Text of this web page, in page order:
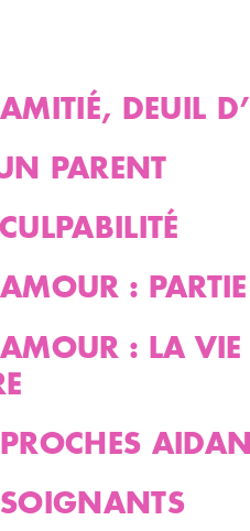
DEUIL
PARENT
:
: LA VIE